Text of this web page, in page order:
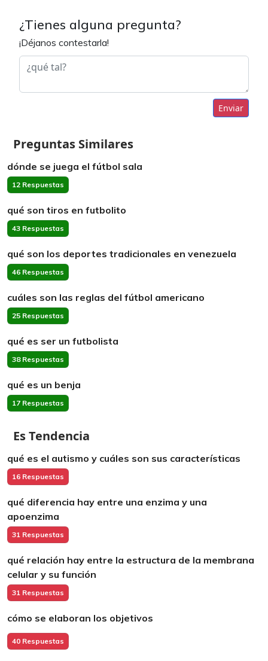
¿Tienes alguna pregunta?
¡Déjanos contestarla!
Enviar
Preguntas Similares
dónde se juega el fútbol sala
12 Respuestas
qué son tiros en futbolito
43 Respuestas
qué son los deportes tradicionales en venezuela
46 Respuestas
cuáles son las reglas del fútbol americano
25 Respuestas
qué es ser un futbolista
38 Respuestas
qué es un benja
17 Respuestas
Es Tendencia
qué es el autismo y cuáles son sus características
16 Respuestas
qué diferencia hay entre una enzima y una
apoenzima
31 Respuestas
qué relación hay entre la estructura de la membrana
celular y su función
31 Respuestas
cómo se elaboran los objetivos
40 Respuestas